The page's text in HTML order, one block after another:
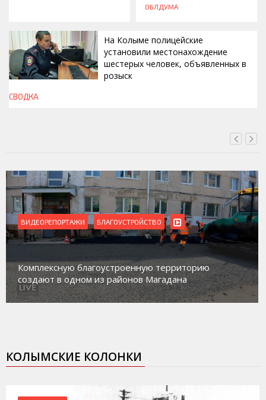
ОБЛДУМА
ВЧЕРА, 13:00
На Колыме полицейские
установили местонахождение
шестерых человек, объявленных в
розыск
СВОДКА
ВИДЕОРЕПОРТАЖИ
Магадан присоединился к пилотному проекту по
работе с несовершеннолетними из групп
социального риска «Переправа»
КОЛЫМСКИЕ КОЛОНКИ